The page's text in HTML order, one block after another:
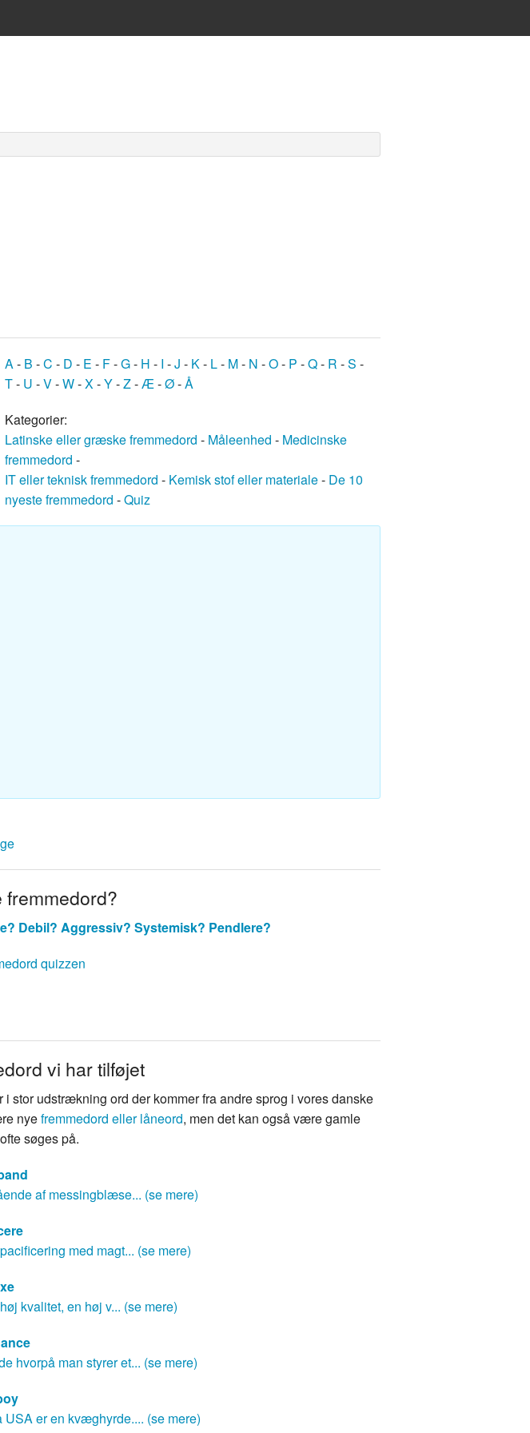
A- B -C - D - E - F-G- H - I -J - K- L- M- N -O- P -Q- R -S -
T- U -V-W-X-Y-Z-Æ-Ø-Å
Kategorier:
Latinske eller græske fremmedord - Måleenhed - Medicinske
fremmedord -
IT eller teknisk fremmedord - Kemisk stof eller materiale- De 10
nyeste fremmedord -Quiz
fremmedord?
Debil? Aggressiv? Systemisk? Pendlere?
quizzen
vi har tilføjet
stor udstrækning ord der kommer fra andre sprog i vores danske
nyefremmedord eller låneord, men det kan også være gamle
søges på.
af messingblæse... (se mere)
med magt... (se mere)
kvalitet, en høj v... (se mere)
hvorpå man styrer et... (se mere)
er en kvæghyrde.... (se mere)